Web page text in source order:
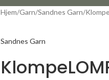
Hjem Garn Sandnes Garn
Sandnes Garn